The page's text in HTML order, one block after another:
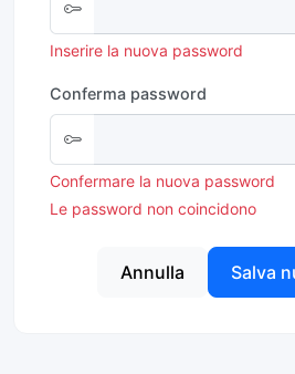
Inserire la nuova password
Conferma password
Confermare la nuova password
Le password non coincidono
Annulla